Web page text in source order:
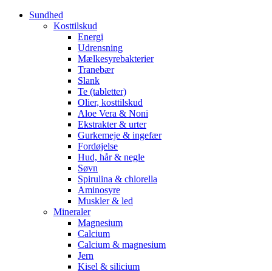
Sundhed
Kosttilskud
Energi
Udrensning
Mælkesyrebakterier
Tranebær
Slank
Te (tabletter)
Olier, kosttilskud
Aloe Vera & Noni
Ekstrakter & urter
Gurkemeje & ingefær
Fordøjelse
Hud, hår & negle
Søvn
Spirulina & chlorella
Aminosyre
Muskler & led
Mineraler
Magnesium
Calcium
Calcium & magnesium
Jern
Kisel & silicium